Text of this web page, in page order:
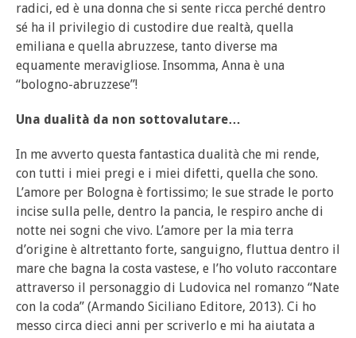
radici, ed è una donna che si sente ricca perché dentro
sé ha il privilegio di custodire due realtà, quella
emiliana e quella abruzzese, tanto diverse ma
equamente meravigliose. Insomma, Anna è una
“bologno-abruzzese”!
Una dualità da non sottovalutare…
In me avverto questa fantastica dualità che mi rende,
con tutti i miei pregi e i miei difetti, quella che sono.
L’amore per Bologna è fortissimo; le sue strade le porto
incise sulla pelle, dentro la pancia, le respiro anche di
notte nei sogni che vivo. L’amore per la mia terra
d’origine è altrettanto forte, sanguigno, fluttua dentro il
mare che bagna la costa vastese, e l’ho voluto raccontare
attraverso il personaggio di Ludovica nel romanzo “Nate
con la coda” (Armando Siciliano Editore, 2013). Ci ho
messo circa dieci anni per scriverlo e mi ha aiutata a